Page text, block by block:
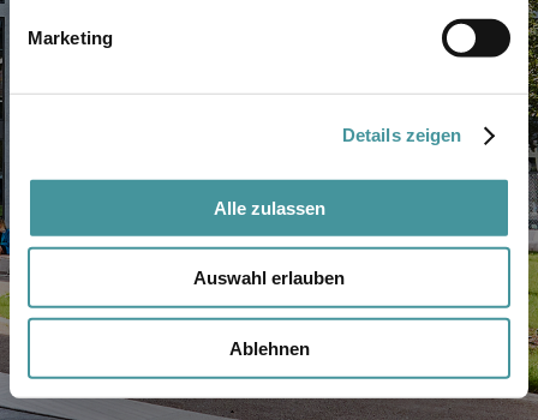
Marketing
Details zeigen
Alle zulassen
Auswahl erlauben
Ablehnen
5